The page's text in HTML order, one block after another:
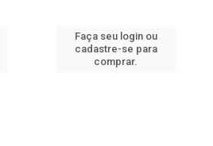
Faça seu login ou
cadastre-se para
comprar.